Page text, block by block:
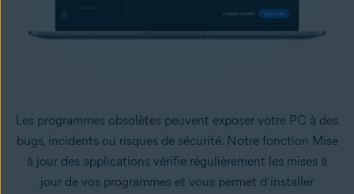
Les programmes obsolètes peuvent exposer votre PC à des
bugs, incidents ou risques de sécurité. Notre fonction Mise
à jour des applications vérifie régulièrement les mises à
jour de vos programmes et vous permet d’installer